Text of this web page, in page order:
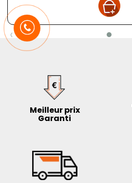
‹
Meilleur prix
Garanti